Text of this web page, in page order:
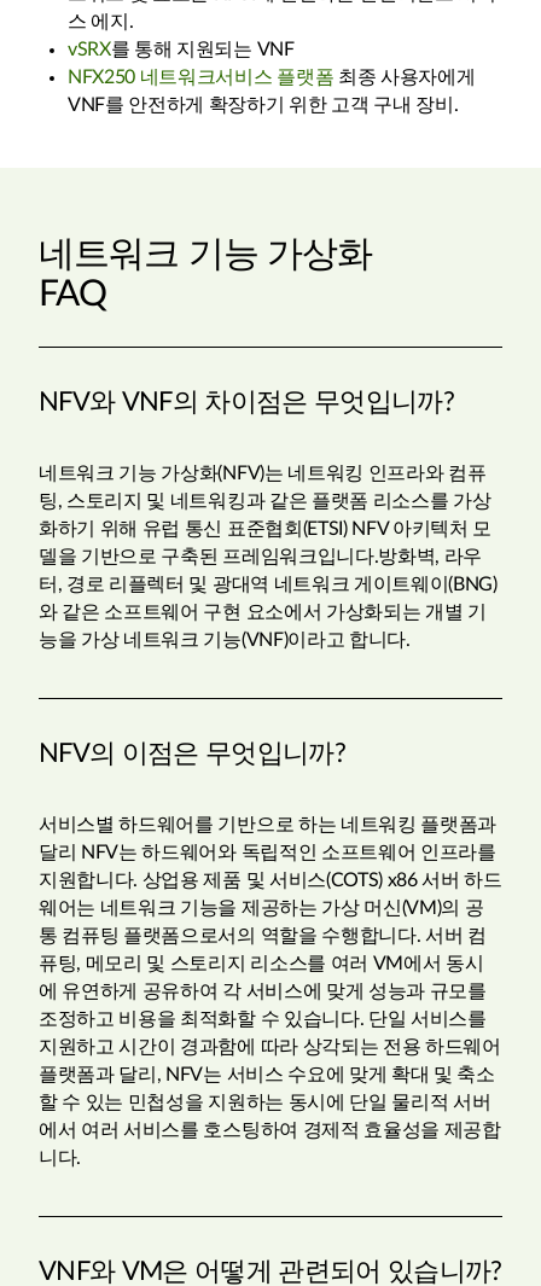
스 에지.
vSRX를 통해 지원되는 VNF
NFX250 네트워크서비스 플랫폼 최종 사용자에게
VNF를 안전하게 확장하기 위한 고객 구내 장비.
네트워크 기능 가상화
FAQ
NFV와 VNF의 차이점은 무엇입니까?
네트워크 기능 가상화(NFV)는 네트워킹 인프라와 컴퓨
팅, 스토리지 및 네트워킹과 같은 플랫폼 리소스를 가상
화하기 위해 유럽 통신 표준협회(ETSI) NFV 아키텍처 모
델을 기반으로 구축된 프레임워크입니다.방화벽, 라우
터, 경로 리플렉터 및 광대역 네트워크 게이트웨이(BNG)
와 같은 소프트웨어 구현 요소에서 가상화되는 개별 기
능을 가상 네트워크 기능(VNF)이라고 합니다.
NFV의 이점은 무엇입니까?
서비스별 하드웨어를 기반으로 하는 네트워킹 플랫폼과
달리 NFV는 하드웨어와 독립적인 소프트웨어 인프라를
지원합니다. 상업용 제품 및 서비스(COTS) x86 서버 하드
웨어는 네트워크 기능을 제공하는 가상 머신(VM)의 공
통 컴퓨팅 플랫폼으로서의 역할을 수행합니다. 서버 컴
퓨팅, 메모리 및 스토리지 리소스를 여러 VM에서 동시
에 유연하게 공유하여 각 서비스에 맞게 성능과 규모를
조정하고 비용을 최적화할 수 있습니다. 단일 서비스를
지원하고 시간이 경과함에 따라 상각되는 전용 하드웨어
플랫폼과 달리, NFV는 서비스 수요에 맞게 확대 및 축소
할 수 있는 민첩성을 지원하는 동시에 단일 물리적 서버
에서 여러 서비스를 호스팅하여 경제적 효율성을 제공합
니다.
VNF와 VM은 어떻게 관련되어 있습니까?